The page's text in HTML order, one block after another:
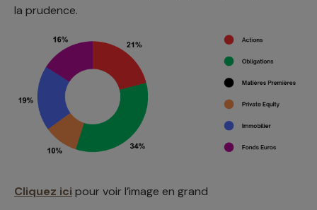
la prudence.
Cliquez ici pour voir l’image en grand